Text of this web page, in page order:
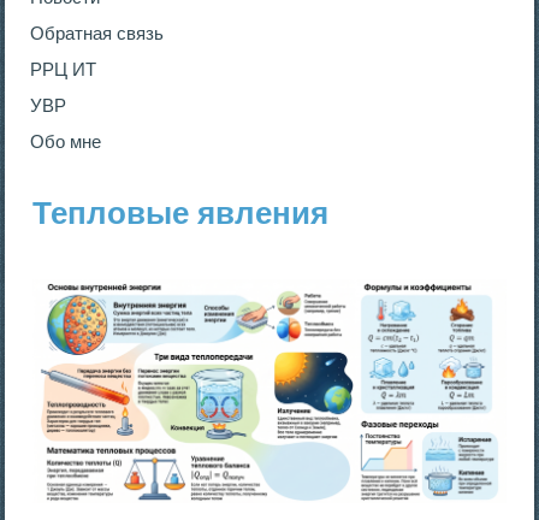
Обратная связь
РРЦ ИТ
УВР
Обо мне
Тепловые явления